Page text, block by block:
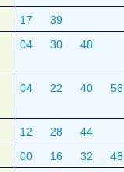
17 39
04 30 48
04 22 40 56
12 28 44
00 16 32 48